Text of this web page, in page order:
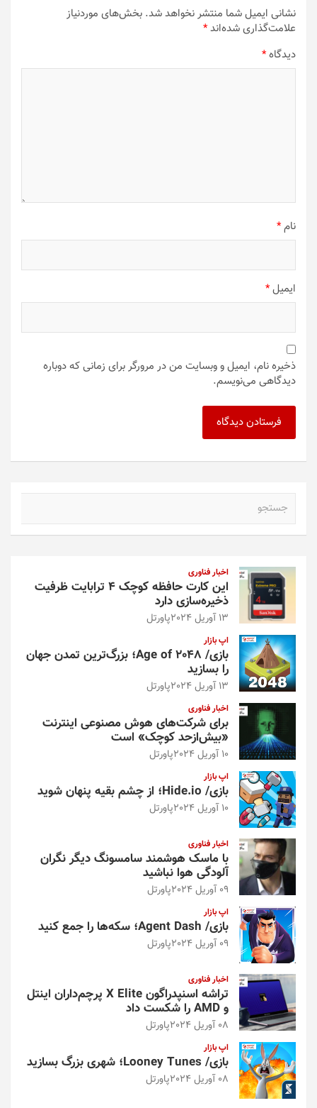
نشانی ایمیل شما منتشر نخواهد شد. بخش‌های موردنیاز
علامت‌گذاری شده‌اند*
دیدگاه*
نام*
ایمیل*
ذخیره نام، ایمیل و وبسایت من در مرورگر برای زمانی که دوباره
دیدگاهی می‌نویسم.
اخبار فناوری
این کارت حافظه کوچک ۴ ترابایت ظرفیت
ذخیره‌سازی دارد
13 آوریل 2024 پاورتل
اپ بازار
بازی/ Age of 2048؛ بزرگ‌ترین تمدن جهان
را بسازید
13 آوریل 2024 پاورتل
اخبار فناوری
برای شرکت‌های هوش مصنوعی اینترنت
«بیش‌از‌حد کوچک» است
10 آوریل 2024 پاورتل
اپ بازار
بازی/ Hide.io؛ از چشم بقیه پنهان شوید
10 آوریل 2024 پاورتل
اخبار فناوری
با ماسک هوشمند سامسونگ دیگر نگران
آلودگی هوا نباشید
09 آوریل 2024 پاورتل
اپ بازار
بازی/ Agent Dash؛ سکه‌ها را جمع کنید
09 آوریل 2024 پاورتل
اخبار فناوری
تراشه اسنپدراگون X Elite پرچم‌داران اینتل
و AMD را شکست داد
08 آوریل 2024 پاورتل
اپ بازار
بازی/ Looney Tunes؛ شهری بزرگ بسازید
08 آوریل 2024 پاورتل